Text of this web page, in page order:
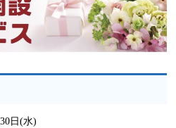
日(水)